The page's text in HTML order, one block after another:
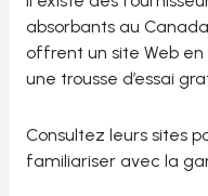
absorbants au
offrent un site Web
une trousse d’essai
Consultez leurs sites
familiariser avec la